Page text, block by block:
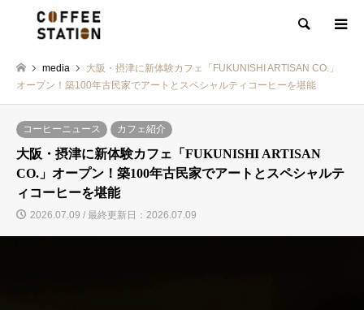
検索
media
大阪・摂津に新体験カフェ「FUKUNISHI ARTISAN CO.」
オープン！築100年古民家でアートとスペシャルティコーヒーを堪能
コーヒーニュース カフェ紹介
大阪・摂津に新体験カフェ「FUKUNISHI ARTISAN
CO.」オープン！築100年古民家でアートとスペシャルテ
ィコーヒーを堪能
2026.07.09 / 最終更新日：2026.07.09